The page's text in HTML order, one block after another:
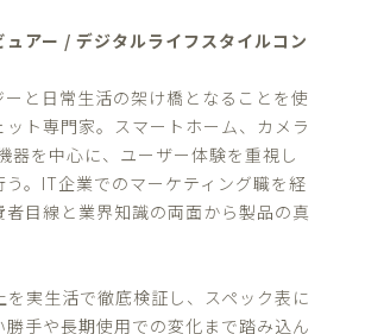
ュアー / デジタルライフスタイルコン
ーと日常生活の架け橋となることを使
ト専門家。スマートホーム、カメラ
器を中心に、ユーザー体験を重視し
う。IT企業でのマーケティング職を経
者目線と業界知識の両面から製品の真
を実生活で徹底検証し、スペック表に
勝手や長期使用での変化まで踏み込ん